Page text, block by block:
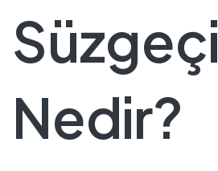
Süzgeçi
Nedir?